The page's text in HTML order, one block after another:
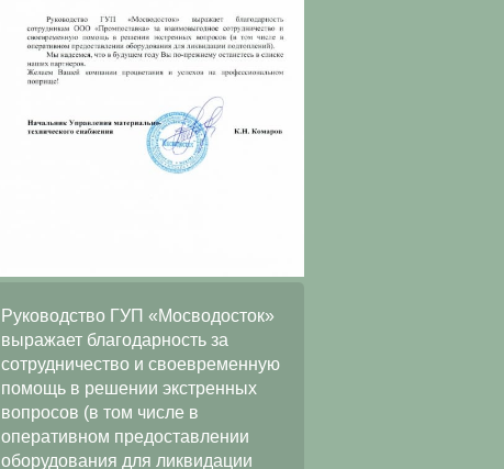
Руководство ГУП «Мосводосток»
выражает благодарность за
сотрудничество и своевременную
помощь в решении экстренных
вопросов (в том числе в
оперативном предоставлении
оборудования для ликвидации